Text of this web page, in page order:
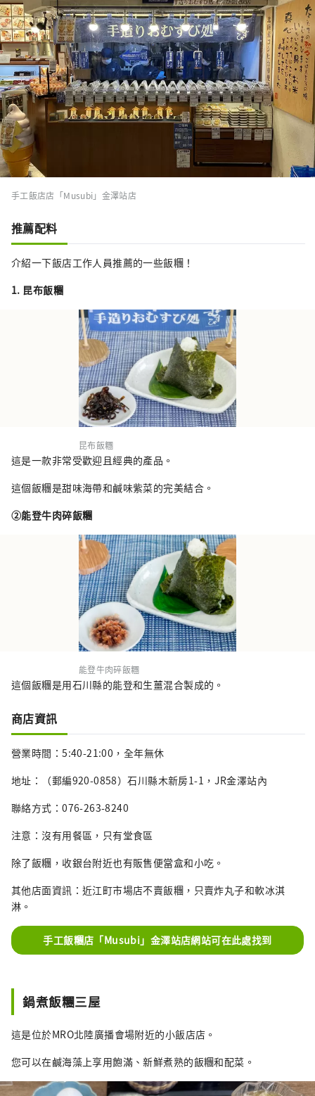
手工飯店店「Musubi」金澤站店
推薦配料
介紹一下飯店工作人員推薦的一些飯糰！
1. 昆布飯糰
昆布飯糰
這是一款非常受歡迎且經典的產品。
這個飯糰是甜味海帶和鹹味紫菜的完美結合。
②能登牛肉碎飯糰
能登牛肉碎飯糰
這個飯糰是用石川縣的能登和生薑混合製成的。
商店資訊
營業時間：5:40-21:00，全年無休
地址：（郵編920-0858）石川縣木新房1-1，JR金澤站內
聯絡方式：076-263-8240
注意：沒有用餐區，只有堂食區
除了飯糰，收銀台附近也有販售便當盒和小吃。
其他店面資訊：近江町市場店不賣飯糰，只賣炸丸子和軟冰淇
淋。
手工飯糰店「Musubi」金澤站店網站可在此處找到
鍋煮飯糰三屋
這是位於MRO北陸廣播會場附近的小飯店店。
您可以在鹹海藻上享用飽滿、新鮮煮熟的飯糰和配菜。